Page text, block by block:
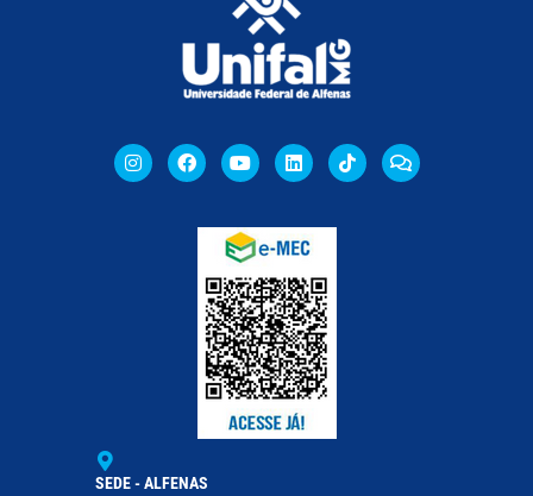
SEDE - ALFENAS